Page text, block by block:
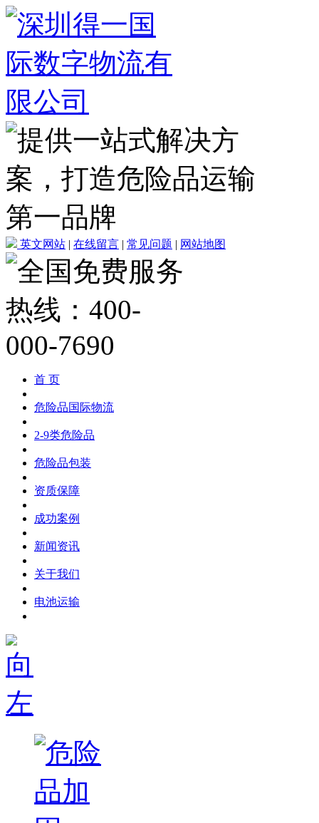
英文网站 | 在线留言 | 常见问题 | 网站地图
首 页
危险品国际物流
2-9类危险品
危险品包装
资质保障
成功案例
新闻资讯
关于我们
电池运输